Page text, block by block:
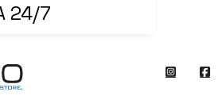
24/7